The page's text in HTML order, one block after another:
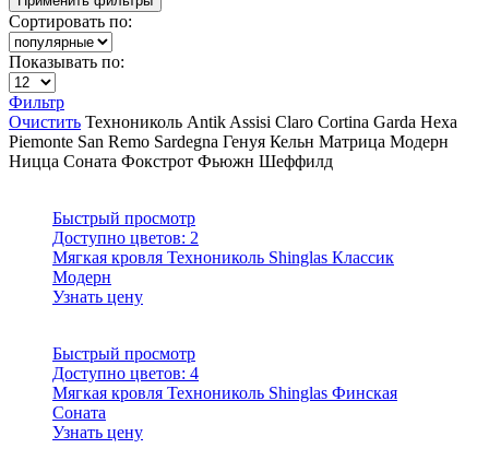
Сортировать по:
Показывать по:
Фильтр
Очистить Технониколь Antik Assisi Claro Cortina Garda Hexa
Piemonte San Remo Sardegna Генуя Кельн Матрица Модерн
Ницца Соната Фокстрот Фьюжн Шеффилд
Быстрый просмотр
Доступно цветов: 2
Мягкая кровля Технониколь Shinglas Классик
Модерн
Узнать цену
Быстрый просмотр
Доступно цветов: 4
Мягкая кровля Технониколь Shinglas Финская
Соната
Узнать цену